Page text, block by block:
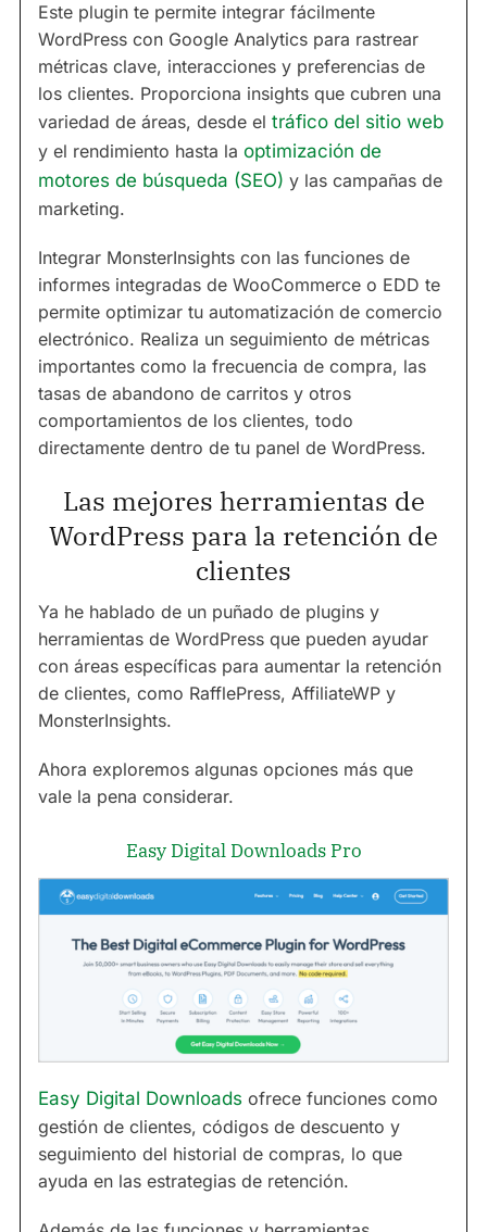
Este plugin te permite integrar fácilmente
WordPress con Google Analytics para rastrear
métricas clave, interacciones y preferencias de
los clientes. Proporciona insights que cubren una
variedad de áreas, desde el tráfico del sitio web
y el rendimiento hasta la optimización de
motores de búsqueda (SEO) y las campañas de
marketing.
Integrar MonsterInsights con las funciones de
informes integradas de WooCommerce o EDD te
permite optimizar tu automatización de comercio
electrónico. Realiza un seguimiento de métricas
importantes como la frecuencia de compra, las
tasas de abandono de carritos y otros
comportamientos de los clientes, todo
directamente dentro de tu panel de WordPress.
Las mejores herramientas de
WordPress para la retención de
clientes
Ya he hablado de un puñado de plugins y
herramientas de WordPress que pueden ayudar
con áreas específicas para aumentar la retención
de clientes, como RafflePress, AffiliateWP y
MonsterInsights.
Ahora exploremos algunas opciones más que
vale la pena considerar.
Easy Digital Downloads Pro
Easy Digital Downloads ofrece funciones como
gestión de clientes, códigos de descuento y
seguimiento del historial de compras, lo que
ayuda en las estrategias de retención.